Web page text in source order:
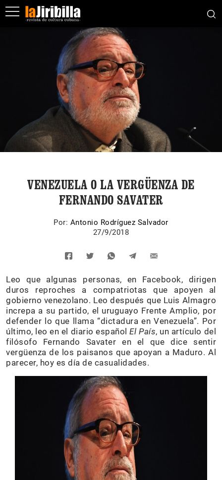
VENEZUELA O LA VERGÜENZA DE
FERNANDO SAVATER
Por: Antonio Rodríguez Salvador
27/9/2018
Leo que algunas personas, en Facebook, dirigen
duros reproches a compatriotas que apoyen al
gobierno venezolano. Leo después que Luis Almagro
increpa a su partido, el uruguayo Frente Amplio, por
defender lo que llama “dictadura en Venezuela”. Por
último, leo en el diario españolEl País, un artículo del
filósofo Fernando Savater en el que dice sentir
vergüenza de los paisanos que apoyan a Maduro. Al
parecer, hoy es día de casualidades.